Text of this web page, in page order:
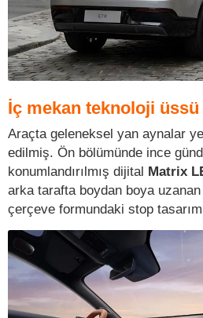
İç mekan teknoloji üssü
Araçta geleneksel yan aynalar
edilmiş. Ön bölümünde ince
konumlandırılmış dijital Matrix
arka tarafta boydan boya uzanan
çerçeve formundaki stop